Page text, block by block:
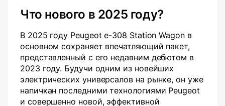
Что нового в 2025 году?
В 2025 году Peugeot e-308 Station Wagon в
основном сохраняет впечатляющий пакет,
представленный с его недавним дебютом в
2023 году. Будучи одним из новейших
электрических универсалов на рынке, он уже
напичкан последними технологиями Peugeot
и совершенно новой, эффективной